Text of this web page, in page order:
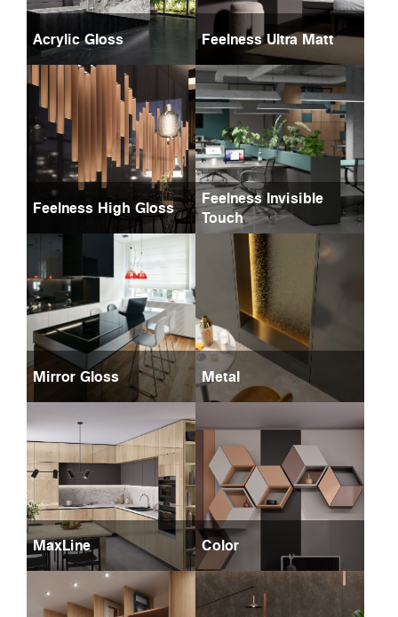
Acrylic Gloss Feelness Ultra Matt
Feelness High Gloss
Feelness Invisible
Touch
Mirror Gloss Metal
MaxLine Color